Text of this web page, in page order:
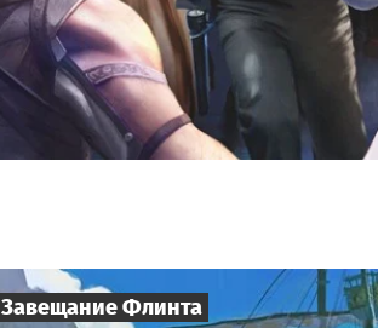
Завещание Флинта